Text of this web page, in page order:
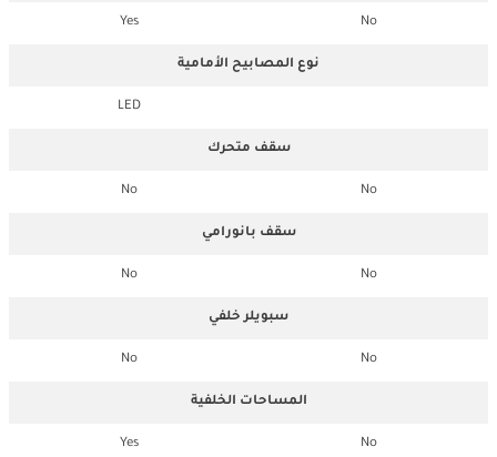
No
Yes
نوع المصابيح الأمامية
LED
سقف متحرك
No
No
سقف بانورامي
No
No
سبويلر خلفي
No
No
المساحات الخلفية
No
Yes